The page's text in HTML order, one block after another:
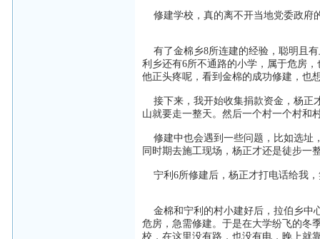
修建学校，真的离不开当地党委政府
有了金棉乡8所连建的经验，聪明且
利乡还有6所不通路的小学，属于危房
他正头疼呢，看到金棉的成功修建，也
接下来，我开始收集捐款资金，杨正
山就要走一整天。然后一个村一个村和
修建中也会遇到一些问题，比如选址
同时期去施工现场，杨正才还是徒步一
宁利6所修建后，杨正才打电话给我
金棉和宁利的村小建好后，拉伯乡中
危房，急需修建。于是在大学纷飞的冬
校，在这里没有路，也没有电，晚上就